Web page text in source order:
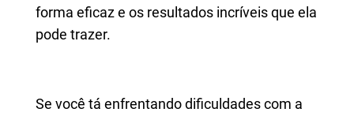
forma eficaz e os resultados incríveis que ela
pode trazer.
Se você tá enfrentando dificuldades com a